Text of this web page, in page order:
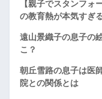
【親子でスタンフォ
の教育熱が本気すぎ
遠山景織子の息子の
こ？
朝丘雪路の息子は医
院との関係とは